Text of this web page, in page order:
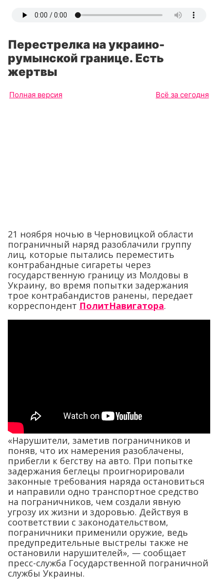
Перестрелка на украино-
румынской границе. Есть
жертвы
Полная версия Всё за сегодня
21 ноября ночью в Черновицкой области
пограничный наряд разоблачили группу
лиц, которые пытались переместить
контрабандные сигареты через
государственную границу из Молдовы в
Украину, во время попытки задержания
трое контрабандистов ранены, передает
корреспондент ПолитНавигатора.
«Нарушители, заметив пограничников и
поняв, что их намерения разоблачены,
прибегли к бегству на авто. При попытке
задержания беглецы проигнорировали
законные требования наряда остановиться
и направили одно транспортное средство
на пограничников, чем создали явную
угрозу их жизни и здоровью. Действуя в
соответствии с законодательством,
пограничники применили оружие, ведь
предупредительные выстрелы также не
остановили нарушителей», — сообщает
пресс-служба Государственной пограничной
службы Украины.